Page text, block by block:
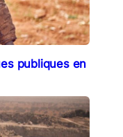
publiques en